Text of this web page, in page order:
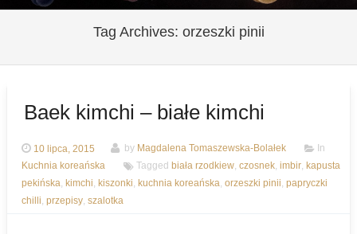
Tag Archives: orzeszki pinii
Baek kimchi – białe kimchi
10 lipca, 2015 by Magdalena Tomaszewska-Bolałek
In
Kuchnia koreańska
Tagged biała rzodkiew, czosnek, imbir, kapusta
pekińska, kimchi, kiszonki, kuchnia koreańska, orzeszki pinii, papryczki
chilli, przepisy, szalotka